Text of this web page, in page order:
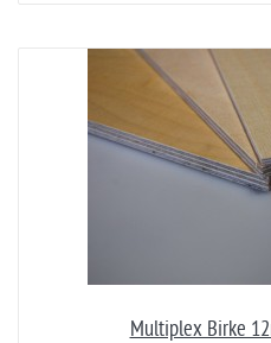
Multiplex Birke